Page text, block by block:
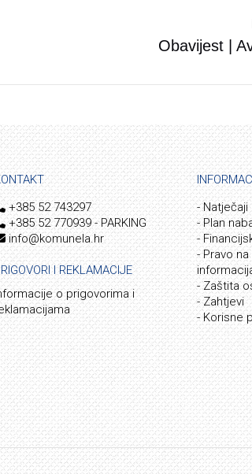
Obavijest |
+385 52 743297
+385 52 770939 - PARKING
info@komunela.hr
I REKLAMACIJE
o prigovorima i
- Natječaji
- Plan
-
- Pravo
- Zaštita
- Zahtjevi
- Korisne